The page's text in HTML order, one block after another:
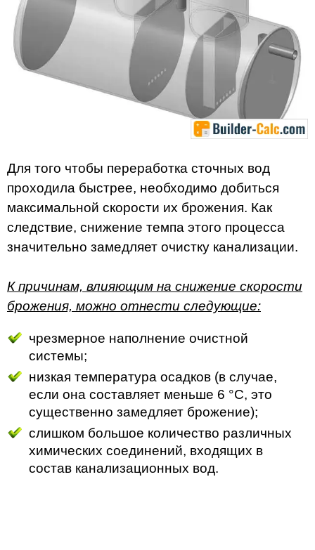
Для того чтобы переработка сточных вод
проходила быстрее, необходимо добиться
максимальной скорости их брожения. Как
следствие, снижение темпа этого процесса
значительно замедляет очистку канализации.
К причинам, влияющим на снижение скорости
брожения, можно отнести следующие:
чрезмерное наполнение очистной
системы;
низкая температура осадков (в случае,
если она составляет меньше 6 °C, это
существенно замедляет брожение);
слишком большое количество различных
химических соединений, входящих в
состав канализационных вод.